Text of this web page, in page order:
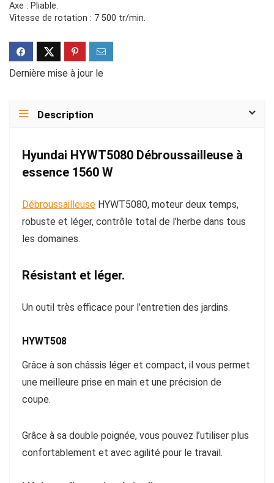
Axe : Pliable.
Vitesse de rotation : 7 500 tr/min.
Dernière mise à jour le
Description
Hyundai HYWT5080 Débroussailleuse à
essence 1560 W
Débroussailleuse HYWT5080, moteur deux temps,
robuste et léger, contrôle total de l’herbe dans tous
les domaines.
Résistant et léger.
Un outil très efficace pour l’entretien des jardins.
HYWT508
Grâce à son châssis léger et compact, il vous permet
une meilleure prise en main et une précision de
coupe.
Grâce à sa double poignée, vous pouvez l’utiliser plus
confortablement et avec agilité pour le travail.